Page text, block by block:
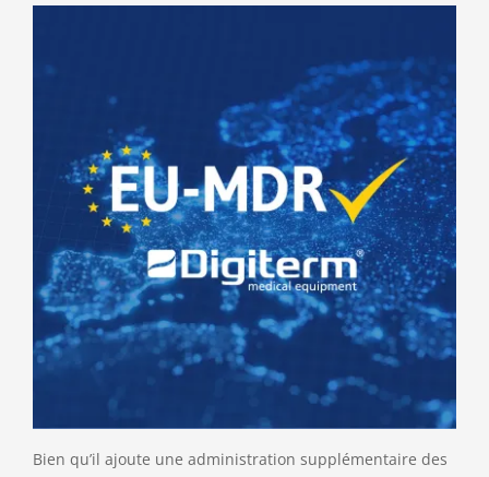
Bien qu’il ajoute une administration supplémentaire des